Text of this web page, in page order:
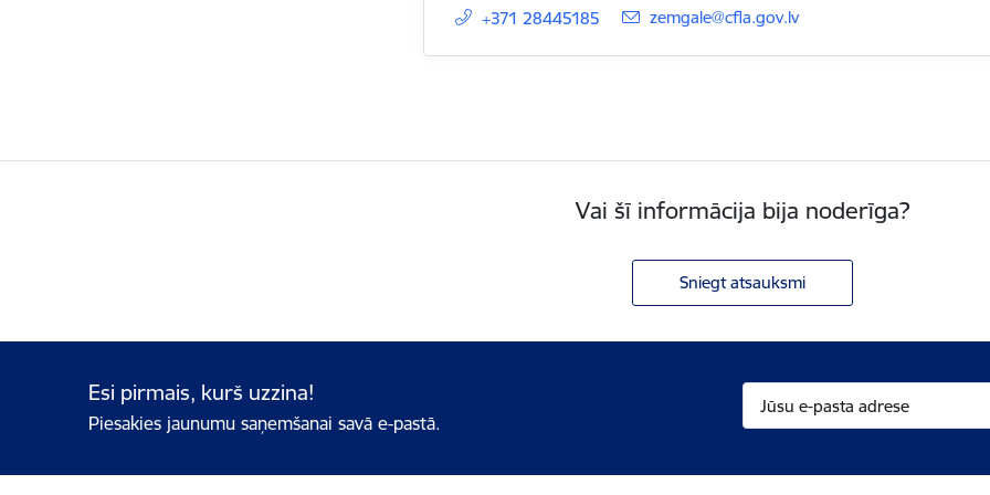
+371 28445185 E-pasts:
zemgale@cfla.gov.lv
Vai šī informācija bija noderīga?
Sniegt atsauksmi
Esi pirmais, kurš uzzina!
Piesakies jaunumu saņemšanai savā e-pastā.